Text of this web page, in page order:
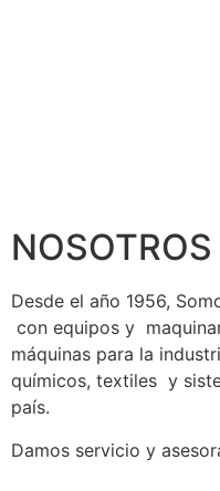
NOSOTROS
Desde el año 1956,
con equipos y
máquinas para la
químicos, textiles y
país.
Damos servicio y